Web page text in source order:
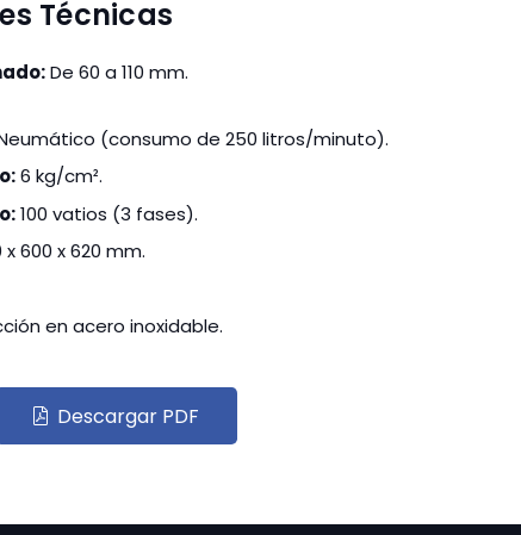
Técnicas
De 60 a 110 mm.
(consumo de 250 litros/minuto).
6 kg/cm².
100 vatios (3 fases).
x 600 x 620 mm.
en acero inoxidable.
Descargar PDF